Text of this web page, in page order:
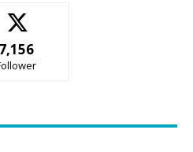
7,156